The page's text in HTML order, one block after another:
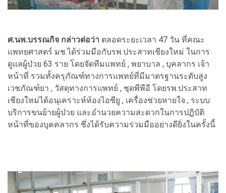
ศ.นพ.บรรณกิจ กล่าวต่อว่า ตลอดระยะเวลา 47 วัน ที่คณะ
แพทยศาสตร์ มช.ได้ร่วมมือกับรพ.ประสาทเชียงใหม่ ในการ
ดูแลผู้ป่วย 63 ราย โดยจัดทีมแพทย์ , พยาบาล , บุคลากร เจ้า
หน้าที่ รวมทั้งครุภัณฑ์ทางการแพทย์ที่มีมาตรฐานระดับสูง
เวชภัณฑ์ยา , วัสดุทางการแพทย์ , ชุดพีพีอี โดยรพ.ประสาท
เชียงใหม่ได้อนุเคราะห์ห้องไอซียู , เครื่องช่วยหายใจ , ระบบ
บริการขนย้ายผู้ป่วย และอำนวยความสะดวกในการปฏิบัติ
หน้าที่ของบุคคลากร ซึ่งได้รับความร่วมมืออย่างดียิ่งในครั้งนี้